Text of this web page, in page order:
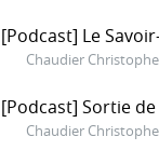
[Podcast] Le
Chaudier Christophe
[Podcast] Sortie
Chaudier Christophe